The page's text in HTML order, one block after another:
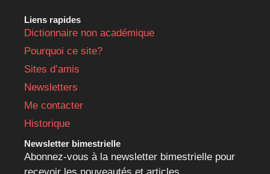
Liens rapides
Dictionnaire non académique
Pourquoi ce site?
Sites d’amis
Newsletters
Me contacter
Historique
Newsletter bimestrielle
Abonnez-vous à la newsletter bimestrielle pour